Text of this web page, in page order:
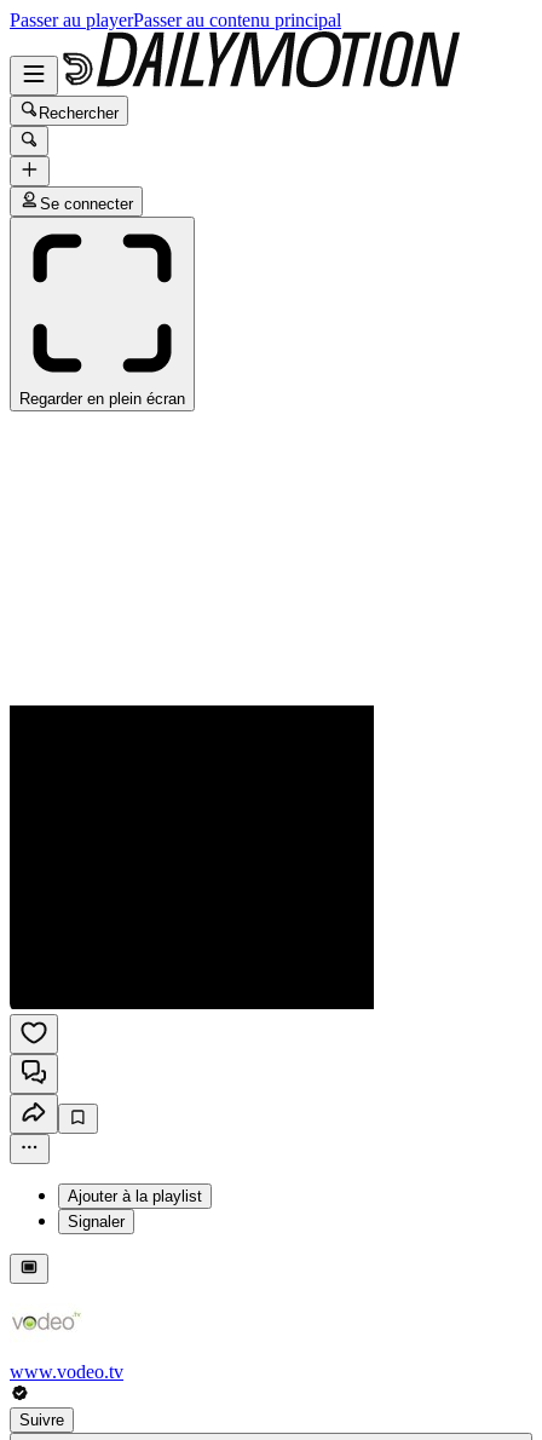
Passer au playerPasser au contenu principal
Rechercher
Se connecter
Regarder en plein écran
Ajouter à la playlist
Signaler
www.vodeo.tv
Suivre